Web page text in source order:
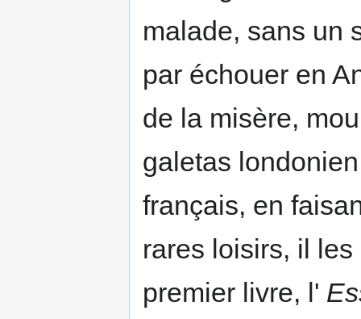
malade, sans un
par échouer en
de la misère,
galetas
français, en
rares loisirs, il
premier livre, l'